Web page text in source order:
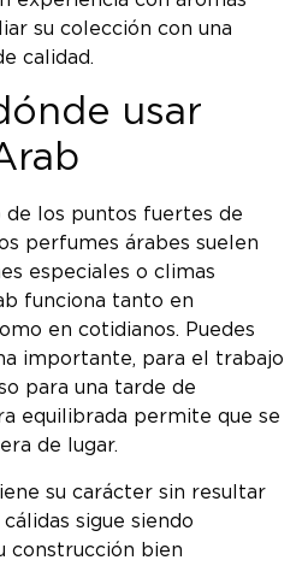
su colección con una
calidad.
usar
de los puntos fuertes de
perfumes árabes suelen
especiales o climas
funciona tanto en
en cotidianos. Puedes
importante, para el trabajo
para una tarde de
equilibrada permite que se
de lugar.
su carácter sin resultar
sigue siendo
construcción bien